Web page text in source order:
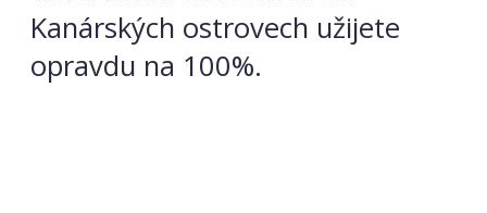
Kanárských ostrovech užijete
opravdu na 100%.